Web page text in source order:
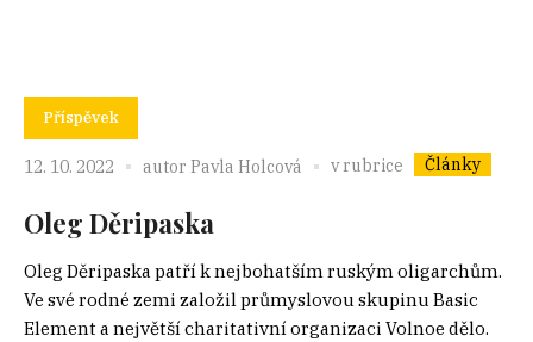
Příspěvek
12. 10. 2022 autor Pavla Holcová v rubrice Články
Oleg Děripaska
Oleg Děripaska patří k nejbohatším ruským oligarchům.
Ve své rodné zemi založil průmyslovou skupinu Basic
Element a největší charitativní organizaci Volnoe dělo.